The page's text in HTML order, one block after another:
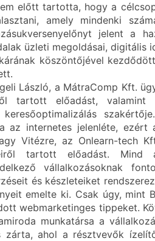
előtt tartotta, hogy a
amely mindenki
jelent
üzleti megoldásai, digitális
köszöntőjével
László, a MátraComp Kft.
tartott előadást,
az internetes jelenléte, ezért
Vitézre, az Onlearn-tech
tartott előadást.
vállalkozásoknak
és készleteiket
emelte ki. Csak úgy, mint
webmarketinges tippeket.
munkatársa a
zárta, ahol a résztvevők